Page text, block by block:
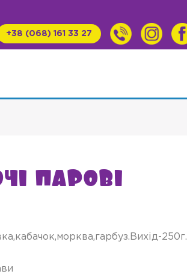
+38 (068) 161 33 27
парові
250г.